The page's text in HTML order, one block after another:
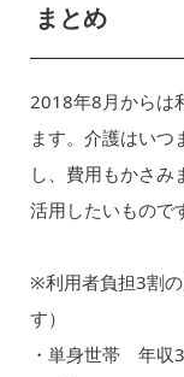
まとめ
2018年8月からは
ます。介護はいつ
し、費用もかさみ
活用したいもので
※利用者負担3割
す）
・単身世帯 年収